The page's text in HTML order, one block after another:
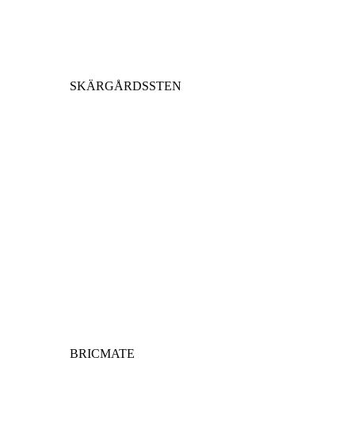
SKÄRGÅRDSSTEN
BRICMATE